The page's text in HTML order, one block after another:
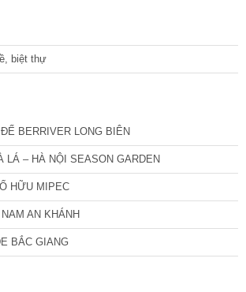
biệt thự
BERRIVER LONG BIÊN
LÁ – HÀ NỘI SEASON GARDEN
HỮU MIPEC
AN KHÁNH
BẮC GIANG